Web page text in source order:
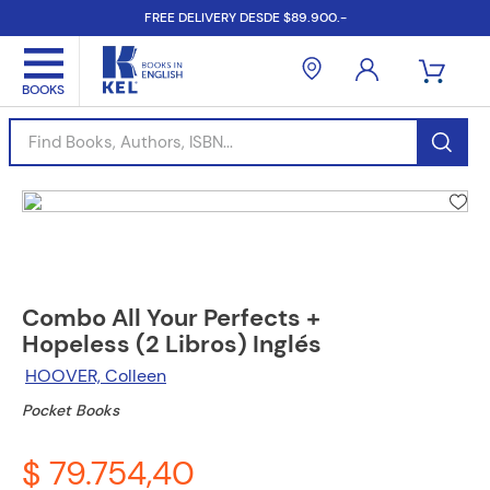
FREE DELIVERY DESDE $89.900.-
Find Books, Authors, ISBN...
Combo All Your Perfects +
Hopeless (2 Libros) Inglés
HOOVER, Colleen
Pocket Books
$ 79.754,40